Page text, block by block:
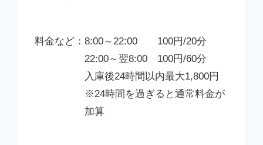
8:00～22:00 100円/20分
22:00～翌8:00 100円/60分
入庫後24時間以内最大1,800円
※24時間を過ぎると通常料金が
加算